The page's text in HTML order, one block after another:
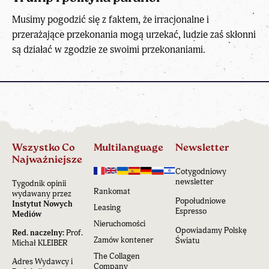
Musimy pogodzić się z faktem, że irracjonalne i
przerażające przekonania mogą urzekać, ludzie zaś skłonni
są działać w zgodzie ze swoimi przekonaniami.
Wszystko Co
Najważniejsze
Tygodnik opinii
wydawany przez
Instytut Nowych
Mediów
Red. naczelny:Prof.
Michał KLEIBER
Adres Wydawcy i
Multilanguage
Rankomat
Leasing
Nieruchomości
Zamów kontener
The Collagen
Company
Newsletter
Cotygodniowy
newsletter
Popołudniowe
Espresso
Opowiadamy Polskę
Światu